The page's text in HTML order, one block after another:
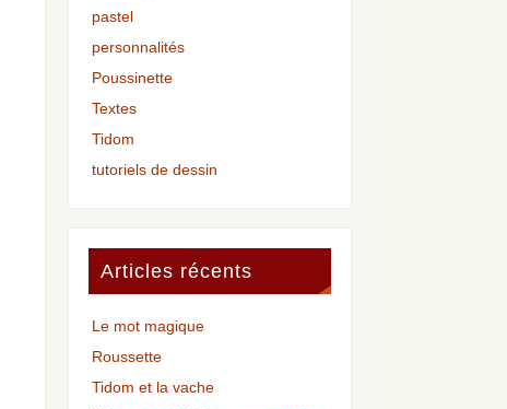
pastel
personnalités
Poussinette
Textes
Tidom
tutoriels de dessin
Articles récents
Le mot magique
Roussette
Tidom et la vache